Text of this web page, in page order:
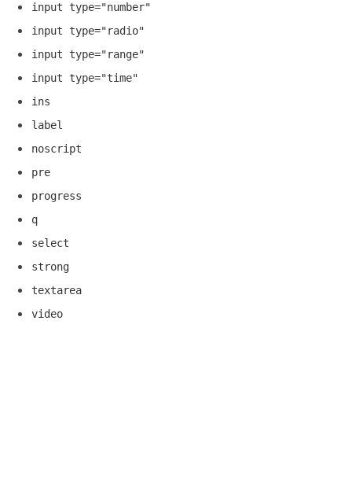
input type="number"
input type="radio"
input type="range"
input type="time"
ins
label
noscript
pre
progress
q
select
strong
textarea
video